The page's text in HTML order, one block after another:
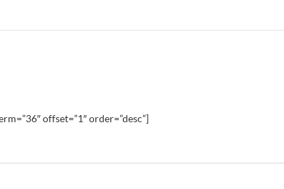
offset=”1″ order=”desc”]